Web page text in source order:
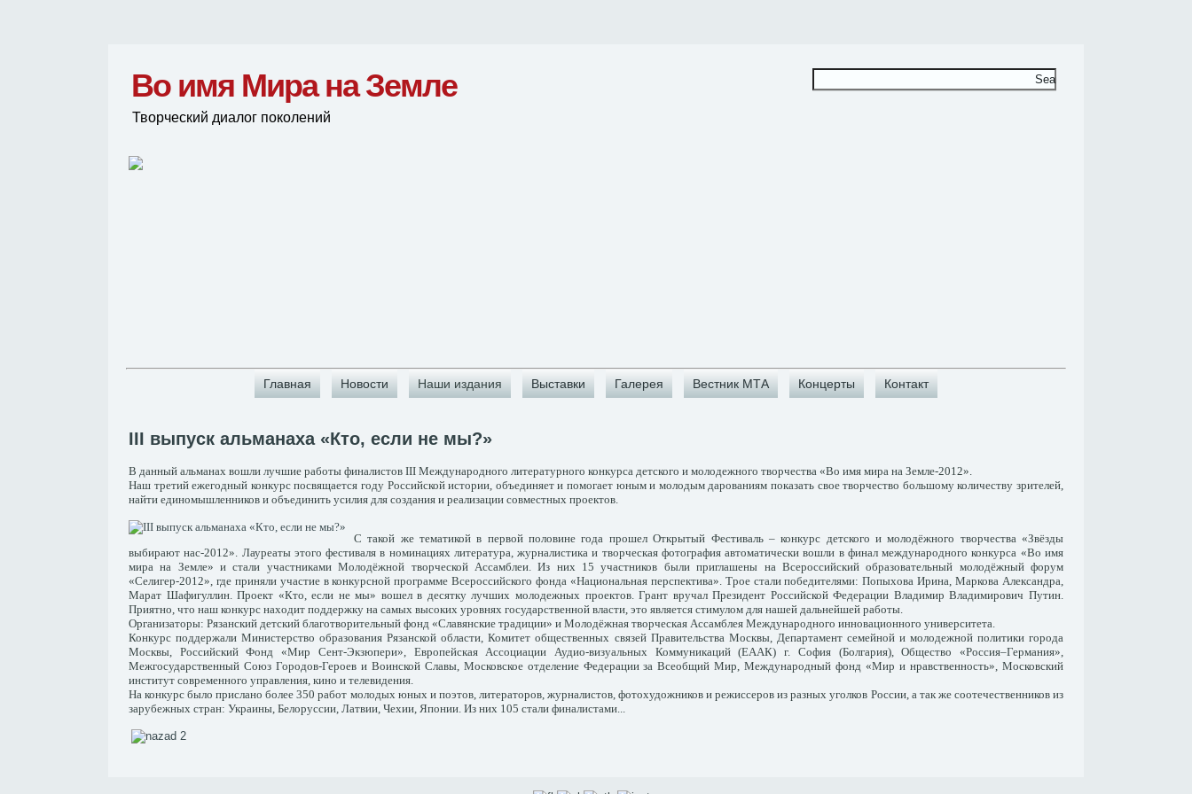
Во имя Мира на Земле
Творческий диалог поколений
Главная Новости Наши издания Выставки Галерея Вестник МТА Концерты Контакт
III выпуск альманаха «Кто, если не мы?»
В данный альманах вошли лучшие работы финалистов III Международного литературного конкурса детского и молодежного творчества «Во имя мира на Земле-2012».
Наш третий ежегодный конкурс посвящается году Российской истории, объединяет и помогает юным и молодым дарованиям показать свое творчество большому количеству зрителей,
найти единомышленников и объединить усилия для создания и реализации совместных проектов.
С такой же тематикой в первой половине года прошел Открытый Фестиваль – конкурс детского и молодёжного творчества «Звёзды
выбирают нас-2012». Лауреаты этого фестиваля в номинациях литература, журналистика и творческая фотография автоматически вошли в финал международного конкурса «Во имя
мира на Земле» и стали участниками Молодёжной творческой Ассамблеи. Из них 15 участников были приглашены на Всероссийский образовательный молодёжный форум
«Селигер-2012», где приняли участие в конкурсной программе Всероссийского фонда «Национальная перспектива». Трое стали победителями: Попыхова Ирина, Маркова Александра,
Марат Шафигуллин. Проект «Кто, если не мы» вошел в десятку лучших молодежных проектов. Грант вручал Президент Российской Федерации Владимир Владимирович Путин.
Приятно, что наш конкурс находит поддержку на самых высоких уровнях государственной власти, это является стимулом для нашей дальнейшей работы.
Организаторы: Рязанский детский благотворительный фонд «Славянские традиции» и Молодёжная творческая Ассамблея Международного инновационного университета.
Конкурс поддержали Министерство образования Рязанской области, Комитет общественных связей Правительства Москвы, Департамент семейной и молодежной политики города
Москвы, Российский Фонд «Мир Сент-Экзюпери», Европейская Ассоциации Аудио-визуальных Коммуникаций (ЕААК) г. София (Болгария), Общество «Россия–Германия»,
Межгосударственный Союз Городов-Героев и Воинской Славы, Московское отделение Федерации за Всеобщий Мир, Международный фонд «Мири нравственность», Московский
институт современного управления, кино и телевидения.
На конкурс было прислано более 350 работ молодых юных и поэтов, литераторов, журналистов, фотохудожников и режиссеров из разных уголков России, а так же соотечественников из
зарубежных стран: Украины, Белоруссии, Латвии, Чехии, Японии. Из них 105 стали финалистами...